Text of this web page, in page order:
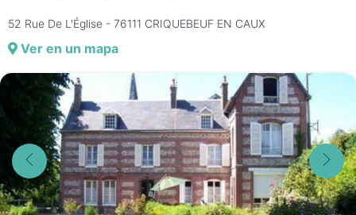
52 Rue De L'Église - 76111 CRIQUEBEUF EN CAUX
Ver en un mapa